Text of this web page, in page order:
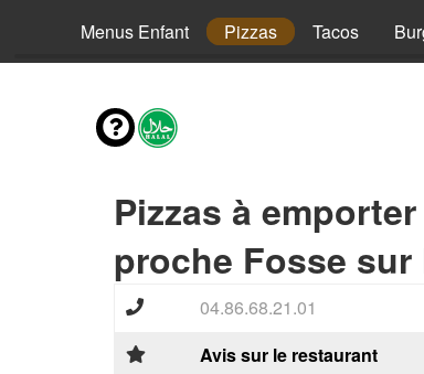
Menus Enfant Pizzas Tacos
Pizzas à emporter
proche Fosse sur
04.86.68.21.01
Avis sur le restaurant